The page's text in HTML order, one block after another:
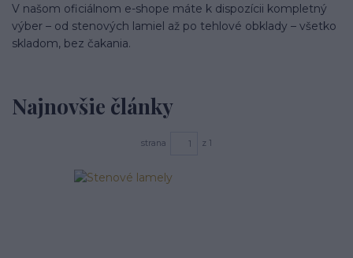
V našom oficiálnom e-shope máte k dispozícii kompletný
výber – od stenových lamiel až po tehlové obklady – všetko
skladom, bez čakania.
Najnovšie články
strana z 1